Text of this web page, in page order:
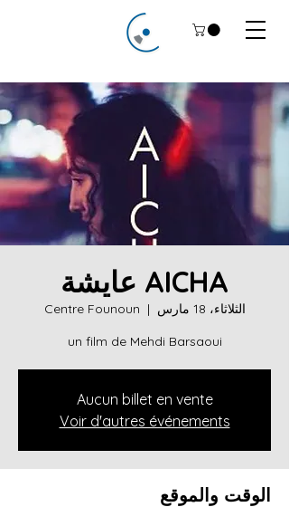
AICHA عايشة
الثلاثاء، 18 مارس
  |
Centre Founoun
un film de Mehdi Barsaoui
Aucun billet en vente
Voir d'autres événements
الوقت والموقع